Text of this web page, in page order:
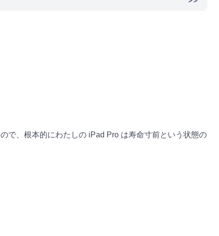
で、根本的にわたしの iPad Pro は寿命寸前という状態の